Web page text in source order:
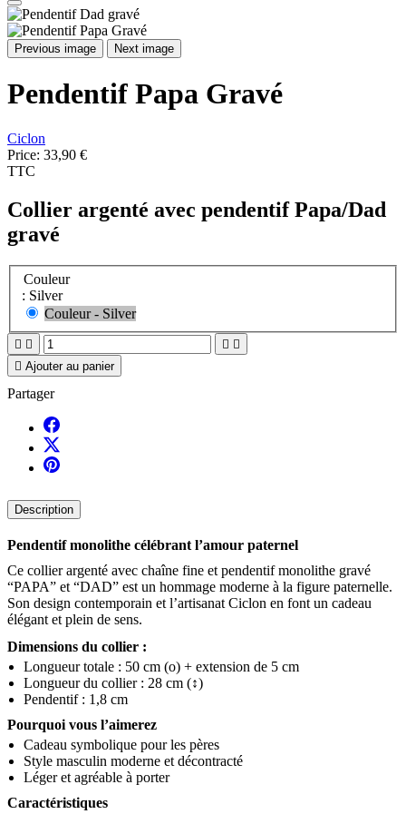
Previous image Next image
Pendentif Papa Gravé
Ciclon
Price: 33,90 €
TTC
Collier argenté avec pendentif Papa/Dad
gravé
Couleur
: Silver
Couleur - Silver
   
 Ajouter au panier
Partager
Description
Pendentif monolithe célébrant l’amour paternel
Ce collier argenté avec chaîne fine et pendentif monolithe gravé
“PAPA” et “DAD” est un hommage moderne à la figure paternelle.
Son design contemporain et l’artisanat Ciclon en font un cadeau
élégant et plein de sens.
Dimensions du collier :
Longueur totale : 50 cm (o) + extension de 5 cm
Longueur du collier : 28 cm (↕)
Pendentif : 1,8 cm
Pourquoi vous l’aimerez
Cadeau symbolique pour les pères
Style masculin moderne et décontracté
Léger et agréable à porter
Caractéristiques